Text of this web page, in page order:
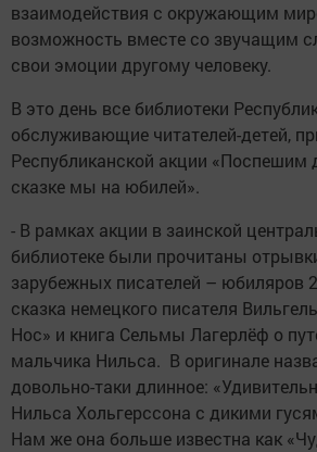
взаимодействия с окружающим
возможность вместе со звучащим
свои эмоции другому человеку.
В это день все библиотеки
обслуживающие читателей-детей,
Республиканской акции «Поспешим
сказке мы на юбилей».
- В рамках акции в заинской
библиотеке были прочитаны
зарубежных писателей – юбиляров
сказка немецкого писателя
Нос» и книга Сельмы Лагерлёф о
мальчика Нильса. В оригинале
довольно-таки длинное:
Нильса Хольгерссона с дикими
Нам же она больше известна как